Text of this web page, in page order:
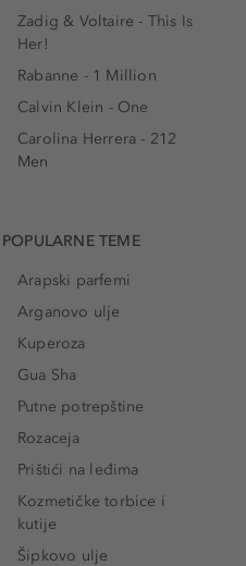
Zadig & Voltaire - This Is
Her!
Rabanne - 1 Million
Calvin Klein - One
Carolina Herrera - 212
Men
POPULARNE TEME
Arapski parfemi
Arganovo ulje
Kuperoza
Gua Sha
Putne potrepštine
Rozaceja
Prištići na leđima
Kozmetičke torbice i
kutije
Šipkovo ulje